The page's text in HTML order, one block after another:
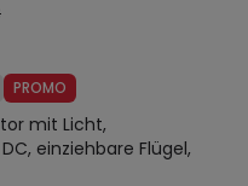
PROMO
mit Licht,
einziehbare Flügel,